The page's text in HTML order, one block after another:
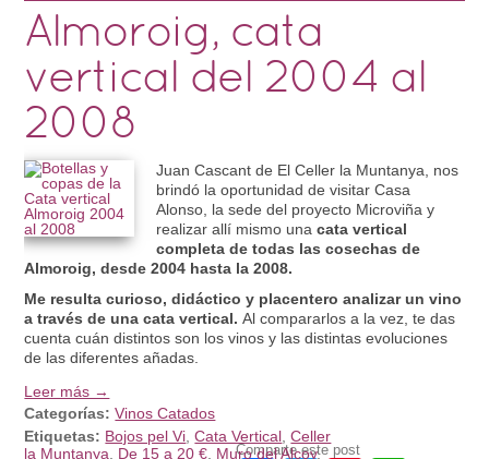
Almoroig, cata
vertical del 2004 al
2008
Juan Cascant de El Celler la Muntanya, nos
brindó la oportunidad de visitar Casa
Alonso, la sede del proyecto Microviña y
realizar allí mismo unacata vertical
completa de todas las cosechas de
Almoroig, desde 2004 hasta la 2008.
Me resulta curioso, didáctico y placentero analizar un vino
a través de una cata vertical.Al compararlos a la vez, te das
cuenta cuán distintos son los vinos y las distintas evoluciones
de las diferentes añadas.
Leer más →
Categorías:Vinos Catados
Etiquetas: Bojos pel Vi ,Cata Vertical ,Celler
la Muntanya
De 15 a 20 € Muro del Alcoy,
Comparte este post